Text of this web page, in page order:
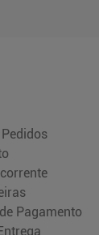
Pagamento